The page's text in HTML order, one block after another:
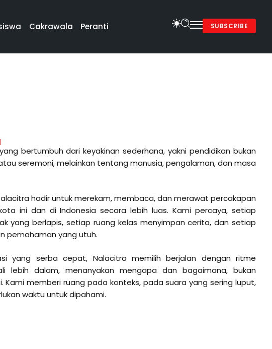
Cakrawala Peranti SUBSCRIBE
bertumbuh dari keyakinan sederhana, yakni pendidikan bukan
seremoni, melainkan tentang manusia, pengalaman, dan masa
hadir untuk merekam, membaca, dan merawat percakapan
ini dan di Indonesia secara lebih luas. Kami percaya, setiap
yang berlapis, setiap ruang kelas menyimpan cerita, dan setiap
pemahaman yang utuh.
yang serba cepat, Nalacitra memilih berjalan dengan ritme
lebih dalam, menanyakan mengapa dan bagaimana, bukan
Kami memberi ruang pada konteks, pada suara yang sering luput,
waktu untuk dipahami.